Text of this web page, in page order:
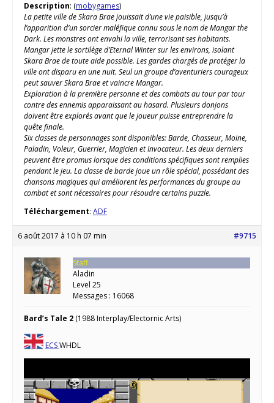
Description: (mobygames)
La petite ville de Skara Brae jouissait d’une vie paisible, jusqu’à
l’apparition d’un sorcier maléfique connu sous le nom de Mangar the
Dark. Les monstres ont envahi la ville, terrorisant ses habitants.
Mangar jette le sortilège d’Eternal Winter sur les environs, isolant
Skara Brae de toute aide possible. Les gardes chargés de protéger la
ville ont disparu en une nuit. Seul un groupe d’aventuriers courageux
peut sauver Skara Brae et vaincre Mangar.
Exploration à la première personne et des combats au tour par tour
contre des ennemis apparaissant au hasard. Plusieurs donjons
doivent être explorés avant que le joueur puisse entreprendre la
quête finale.
Six classes de personnages sont disponibles: Barde, Chasseur, Moine,
Paladin, Voleur, Guerrier, Magicien et Invocateur. Les deux derniers
peuvent être promus lorsque des conditions spécifiques sont remplies
pendant le jeu. La classe de barde joue un rôle spécial, possédant des
chansons magiques qui améliorent les performances du groupe au
combat et sont nécessaires pour résoudre certains puzzle.
Téléchargement: ADF
6 août 2017 à 10 h 07 min #9715
Staff
Aladin
Level 25
Messages : 16068
Bard’s Tale 2 (1988 Interplay/Electornic Arts)
ECSWHDL